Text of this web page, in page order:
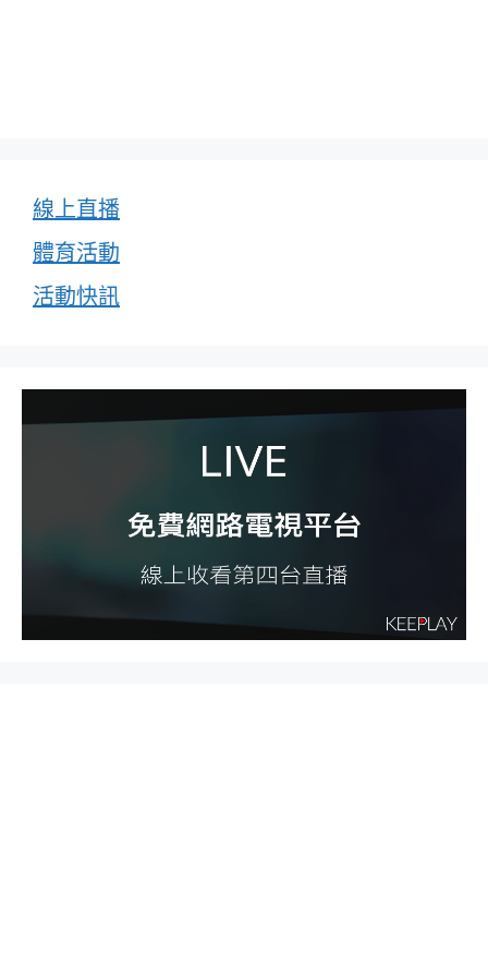
線上直播
體育活動
活動快訊